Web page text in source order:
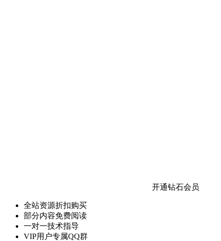
开通钻石会员
全站资源折扣购买
部分内容免费阅读
一对一技术指导
VIP用户专属QQ群